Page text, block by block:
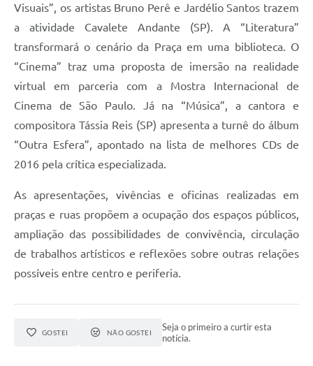
Visuais”, os artistas Bruno Perê e Jardélio Santos trazem
a atividade Cavalete Andante (SP). A “Literatura”
transformará o cenário da Praça em uma biblioteca. O
“Cinema” traz uma proposta de imersão na realidade
virtual em parceria com a Mostra Internacional de
Cinema de São Paulo. Já na “Música”, a cantora e
compositora Tássia Reis (SP) apresenta a turnê do álbum
“Outra Esfera”, apontado na lista de melhores CDs de
2016 pela crítica especializada.
As apresentações, vivências e oficinas realizadas em
praças e ruas propõem a ocupação dos espaços públicos,
ampliação das possibilidades de convivência, circulação
de trabalhos artísticos e reflexões sobre outras relações
possíveis entre centro e periferia.
GOSTEI NÃO GOSTEI
Seja o primeiro a curtir esta
notícia.